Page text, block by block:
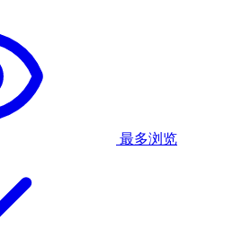
最多浏览